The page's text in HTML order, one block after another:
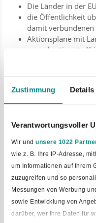
Zustimmung Details
Verantwortungsvoller
Wir und unsere 1022
wie z. B. Ihre IP-Adresse,
um Informationen auf Ihrem
zuzugreifen und so
Messungen von Werbung
sowie Entwicklung von
darüber, wer Ihre Daten für
Die Länder in der
die Öffentlichkeit
damit
Aktionspläne mit
wenn bestimmte
Betroffenheit der
auf einer Überprüfung
Bis spätestens 18. Juli
Lärmaktionspläne
Danach sind sie bei
Lärmsituation erneut zu
Die nächste
In seiner Sitzung am
Bad Laer das Ergebnis